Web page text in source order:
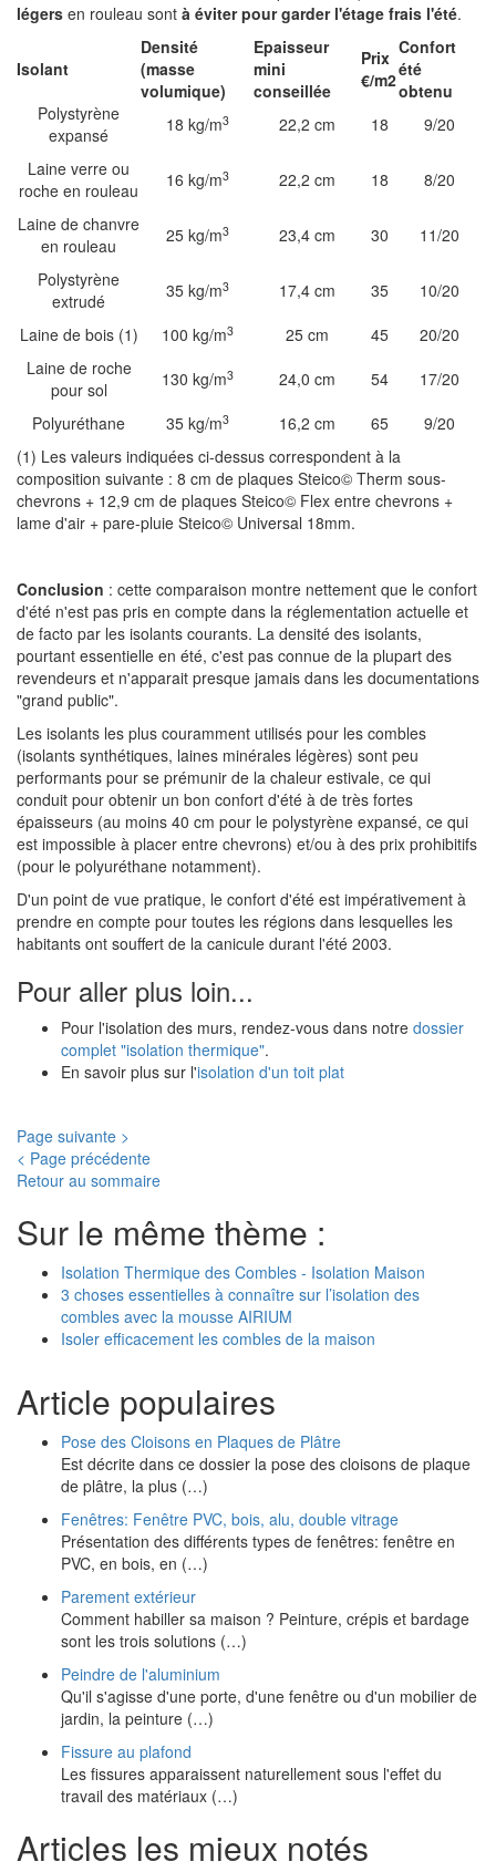
légers en rouleau sont à éviter pour garder l'étage frais l'été.
Isolant
Densité
(masse
volumique)
Epaisseur
mini
conseillée
Prix
€/m2
Confort
été
obtenu
Polystyrène
expansé
18 kg/m3 22,2 cm 18
9/20
Laine verre ou
roche en rouleau
16 kg/m3 22,2 cm 18
8/20
Laine de chanvre
en rouleau
25 kg/m3 23,4 cm 30
11/20
Polystyrène
extrudé
35 kg/m3 17,4 cm 35
10/20
Laine de bois (1)
100 kg/m3 25 cm 45
20/20
Laine de roche
pour sol
130 kg/m3 24,0 cm 54
17/20
Polyuréthane
35 kg/m3 16,2 cm 65
9/20
(1) Les valeurs indiquées ci-dessus correspondent à la
composition suivante : 8 cm de plaques Steico© Therm sous-
chevrons + 12,9 cm de plaques Steico© Flex entre chevrons +
lame d'air + pare-pluie Steico© Universal 18mm.
Conclusion : cette comparaison montre nettement que le confort
d'été n'est pas pris en compte dans la réglementation actuelle et
de facto par les isolants courants. La densité des isolants,
pourtant essentielle en été, c'est pas connue de la plupart des
revendeurs et n'apparait presque jamais dans les documentations
"grand public".
Les isolants les plus couramment utilisés pour les combles
(isolants synthétiques, laines minérales légères) sont peu
performants pour se prémunir de la chaleur estivale, ce qui
conduit pour obtenir un bon confort d'été à de très fortes
épaisseurs (au moins 40 cm pour le polystyrène expansé, ce qui
est impossible à placer entre chevrons) et/ou à des prix prohibitifs
(pour le polyuréthane notamment).
D'un point de vue pratique, le confort d'été est impérativement à
prendre en compte pour toutes les régions dans lesquelles les
habitants ont souffert de la canicule durant l'été 2003.
Pour aller plus loin...
Pour l'isolation des murs, rendez-vous dans notre dossier
complet "isolation thermique".
En savoir plus sur l'isolation d'un toit plat
Page suivante >
< Page précédente
Retour au sommaire
Sur le même thème :
Isolation Thermique des Combles - Isolation Maison
3 choses essentielles à connaître sur l’isolation des
combles avec la mousse AIRIUM
Isoler efficacement les combles de la maison
Article populaires
Pose des Cloisons en Plaques de Plâtre
Est décrite dans ce dossier la pose des cloisons de plaque
de plâtre, la plus (…)
Fenêtres: Fenêtre PVC, bois, alu, double vitrage
Présentation des différents types de fenêtres: fenêtre en
PVC, en bois, en (…)
Parement extérieur
Comment habiller sa maison ? Peinture, crépis et bardage
sont les trois solutions (…)
Peindre de l'aluminium
Qu'il s'agisse d'une porte, d'une fenêtre ou d'un mobilier de
jardin, la peinture (…)
Fissure au plafond
Les fissures apparaissent naturellement sous l'effet du
travail des matériaux (…)
Articles les mieux notés